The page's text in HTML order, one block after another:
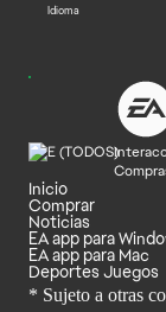
Idioma
Inicio
Comprar
Noticias
EA app para
EA app para Mac
Deportes Juegos
* Sujeto a otras